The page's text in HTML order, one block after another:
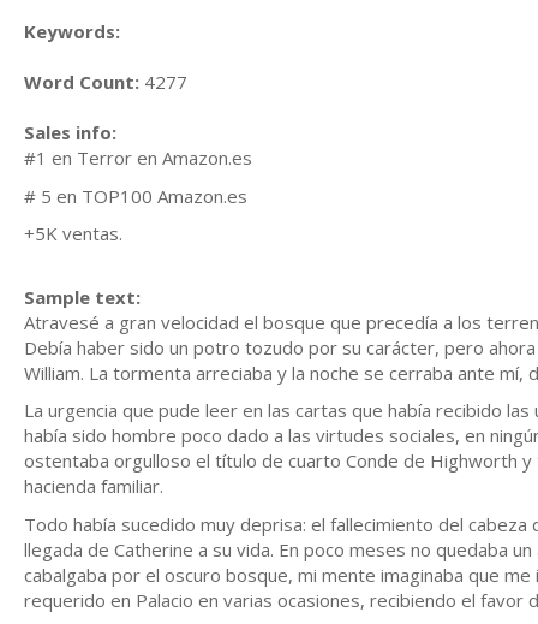
Keywords:
Word Count: 4277
Sales info:
#1 en Terror en Amazon.es
# 5 en TOP100 Amazon.es
+5K ventas.
Sample text:
Atravesé a gran velocidad el bosque que precedía a los
Debía haber sido un potro tozudo por su carácter, pero
William. La tormenta arreciaba y la noche se cerraba ante mí,
La urgencia que pude leer en las cartas que había recibido
había sido hombre poco dado a las virtudes sociales, en
ostentaba orgulloso el título de cuarto Conde de Highworth
hacienda familiar.
Todo había sucedido muy deprisa: el fallecimiento del
llegada de Catherine a su vida. En poco meses no quedaba
cabalgaba por el oscuro bosque, mi mente imaginaba que
requerido en Palacio en varias ocasiones, recibiendo el favor